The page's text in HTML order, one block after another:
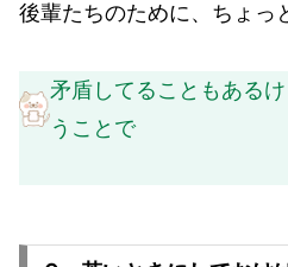
後輩たちのために、ちょっ
矛盾してることもある
うことで